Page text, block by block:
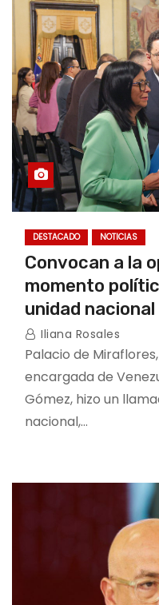
DESTACADO NOTICIAS
Convocan a la
momento
unidad nacional
Iliana Rosales
Palacio de
encargada de
Gómez, hizo un
nacional,…